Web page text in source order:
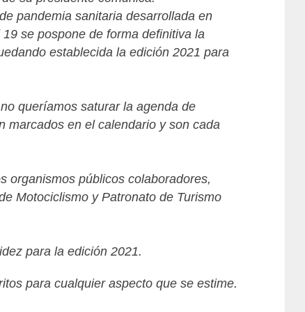
pandemia sanitaria desarrollada en
se pospone de forma definitiva la
establecida la edición 2021 para
queríamos saturar la agenda de
marcados en el calendario y son cada
organismos públicos colaboradores,
Motociclismo y Patronato de Turismo
para la edición 2021.
para cualquier aspecto que se estime.